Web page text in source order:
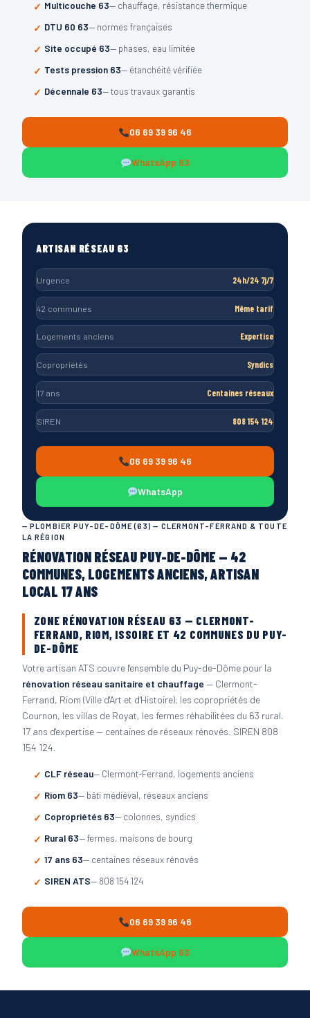
Multicouche 63— chauffage, résistance thermique
DTU 60 63— normes françaises
Site occupé 63— phases, eau limitée
Tests pression 63— étanchéité vérifiée
Décennale 63— tous travaux garantis
06 69 39 96 46
WhatsApp 63
— PLOMBIER PUY-DE-DÔME (63) — CLERMONT-FERRAND & TOUTE
LA RÉGION
RÉNOVATION RÉSEAU PUY-DE-DÔME — 42
COMMUNES, LOGEMENTS ANCIENS, ARTISAN
LOCAL 17 ANS
ZONE RÉNOVATION RÉSEAU 63 — CLERMONT-
FERRAND, RIOM, ISSOIRE ET 42 COMMUNES DU PUY-
DE-DÔME
Votre artisan ATS couvre l'ensemble du Puy-de-Dôme pour la
rénovation réseau sanitaire et chauffage — Clermont-
Ferrand, Riom (Ville d'Art et d'Histoire), les copropriétés de
Cournon, les villas de Royat, les fermes réhabilitées du 63 rural.
17 ans d'expertise — centaines de réseaux rénovés. SIREN 808
154 124.
CLF réseau— Clermont-Ferrand, logements anciens
Riom 63— bâti médiéval, réseaux anciens
Copropriétés 63— colonnes, syndics
Rural 63— fermes, maisons de bourg
17 ans 63— centaines réseaux rénovés
SIREN ATS— 808 154 124
06 69 39 96 46
WhatsApp 63
ARTISAN RÉSEAU 63
Urgence 24h/24 7j/7
42 communes Même tarif
Logements anciens Expertise
Copropriétés Syndics
17 ans Centaines réseaux
SIREN 808 154 124
06 69 39 96 46
WhatsApp